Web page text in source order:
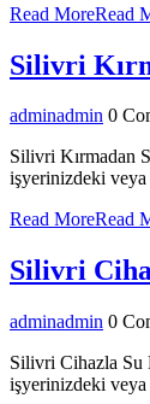
Read MoreRead
Silivri
adminadmin 0
Silivri Kırmadan
işyerinizdeki veya
Read MoreRead
Silivri
adminadmin 0
Silivri Cihazla Su
işyerinizdeki veya